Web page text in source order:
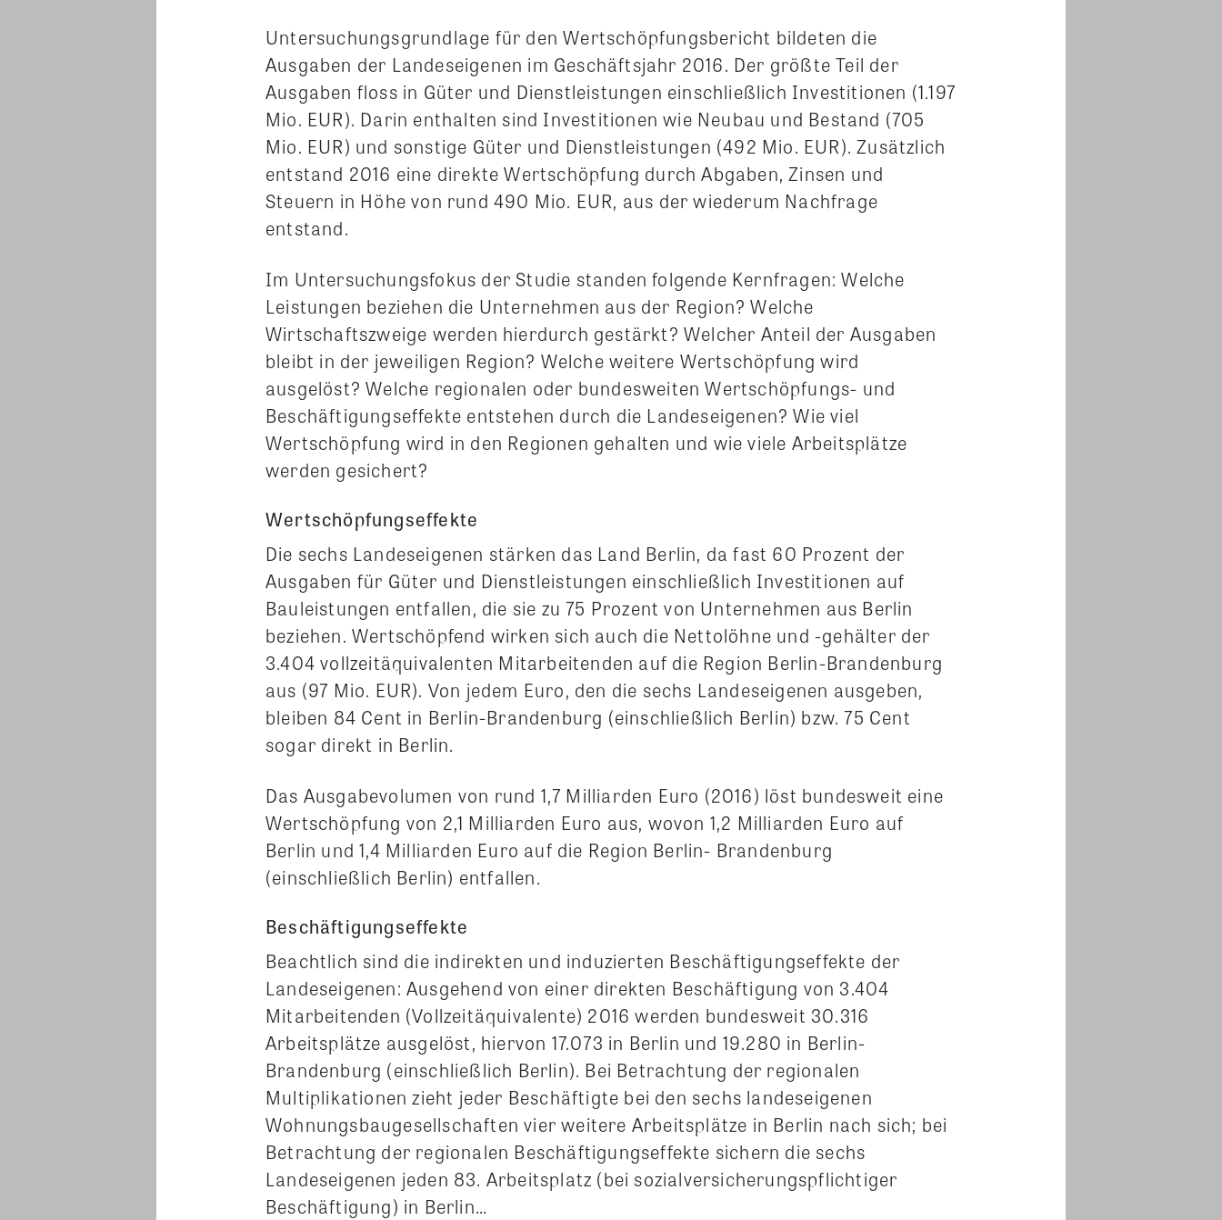
Untersuchungsgrundlage für den Wertschöpfungsbericht bildeten die
Ausgaben der Landeseigenen im Geschäftsjahr 2016. Der größte Teil der
Ausgaben floss in Güter und Dienstleistungen einschließlich Investitionen (1.197
Mio. EUR). Darin enthalten sind Investitionen wie Neubau und Bestand (705
Mio. EUR) und sonstige Güter und Dienstleistungen (492 Mio. EUR). Zusätzlich
entstand 2016 eine direkte Wertschöpfung durch Abgaben, Zinsen und
Steuern in Höhe von rund 490 Mio. EUR, aus der wiederum Nachfrage
entstand.
Im Untersuchungsfokus der Studie standen folgende Kernfragen: Welche
Leistungen beziehen die Unternehmen aus der Region? Welche
Wirtschaftszweige werden hierdurch gestärkt? Welcher Anteil der Ausgaben
bleibt in der jeweiligen Region? Welche weitere Wertschöpfung wird
ausgelöst? Welche regionalen oder bundesweiten Wertschöpfungs- und
Beschäftigungseffekte entstehen durch die Landeseigenen? Wie viel
Wertschöpfung wird in den Regionen gehalten und wie viele Arbeitsplätze
werden gesichert?
Wertschöpfungseffekte
Die sechs Landeseigenen stärken das Land Berlin, da fast 60 Prozent der
Ausgaben für Güter und Dienstleistungen einschließlich Investitionen auf
Bauleistungen entfallen, die sie zu 75 Prozent von Unternehmen aus Berlin
beziehen. Wertschöpfend wirken sich auch die Nettolöhne und -gehälter der
3.404 vollzeitäquivalenten Mitarbeitenden auf die Region Berlin-Brandenburg
aus (97 Mio. EUR). Von jedem Euro, den die sechs Landeseigenen ausgeben,
bleiben 84 Cent in Berlin-Brandenburg (einschließlich Berlin) bzw. 75 Cent
sogar direkt in Berlin.
Das Ausgabevolumen von rund 1,7 Milliarden Euro (2016) löst bundesweit eine
Wertschöpfung von 2,1 Milliarden Euro aus, wovon 1,2 Milliarden Euro auf
Berlin und 1,4 Milliarden Euro auf die Region Berlin- Brandenburg
(einschließlich Berlin) entfallen.
Beschäftigungseffekte
Beachtlich sind die indirekten und induzierten Beschäftigungseffekte der
Landeseigenen: Ausgehend von einer direkten Beschäftigung von 3.404
Mitarbeitenden (Vollzeitäquivalente) 2016 werden bundesweit 30.316
Arbeitsplätze ausgelöst, hiervon 17.073 in Berlin und 19.280 in Berlin-
Brandenburg (einschließlich Berlin). Bei Betrachtung der regionalen
Multiplikationen zieht jeder Beschäftigte bei den sechs landeseigenen
Wohnungsbaugesellschaften vier weitere Arbeitsplätze in Berlin nach sich; bei
Betrachtung der regionalen Beschäftigungseffekte sichern die sechs
Landeseigenen jeden 83. Arbeitsplatz (bei sozialversicherungspflichtiger
Beschäftigung) in Berlin…